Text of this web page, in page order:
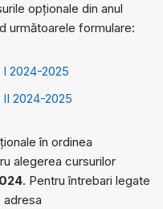
opționale din anul
următoarele formulare:
2024-2025
2024-2025
în ordinea
alegerea cursurilor
. Pentru întrebari legate
adresa